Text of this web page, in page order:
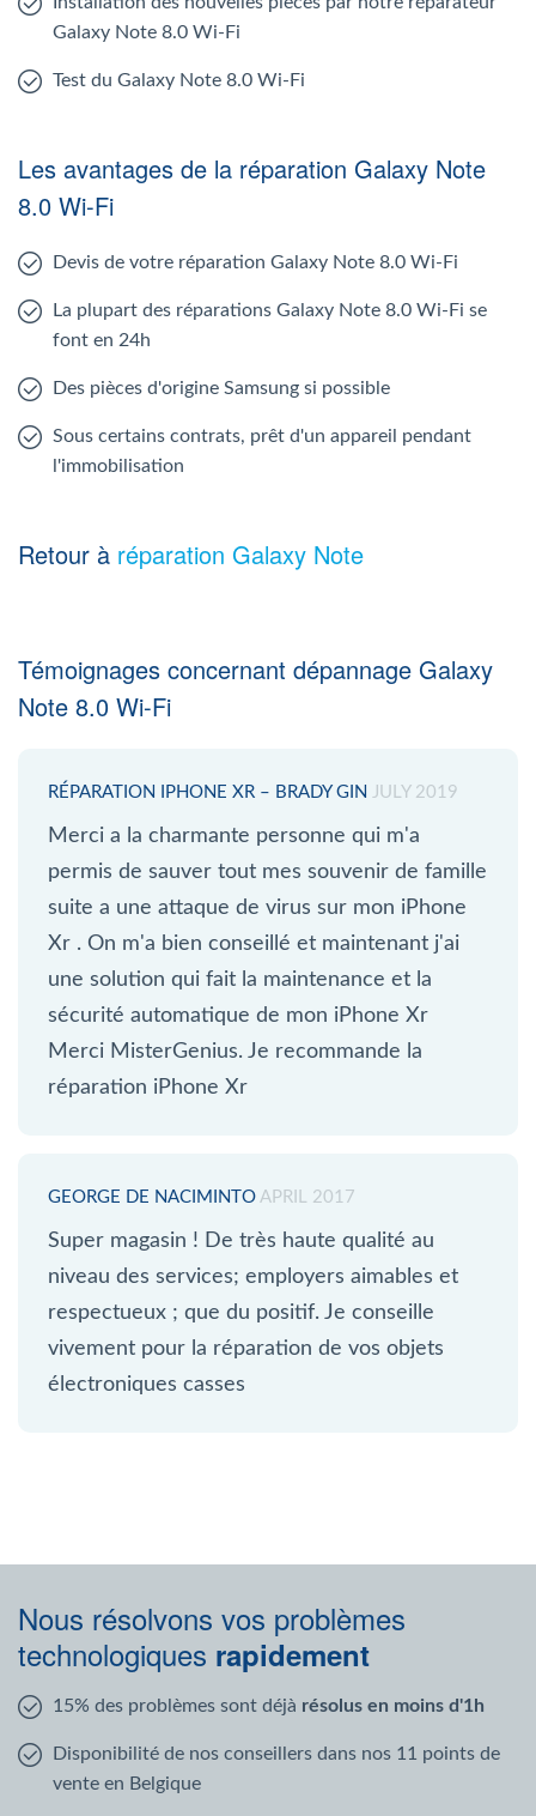
Galaxy Note 8.0 Wi-Fi
Test du Galaxy Note 8.0 Wi-Fi
Les avantages de la réparation Galaxy Note
8.0 Wi-Fi
Devis de votre réparation Galaxy Note 8.0 Wi-Fi
La plupart des réparations Galaxy Note 8.0 Wi-Fi se
font en 24h
Des pièces d'origine Samsung si possible
Sous certains contrats, prêt d'un appareil pendant
l'immobilisation
Retour à réparation Galaxy Note
Témoignages concernant dépannage Galaxy
Note 8.0 Wi-Fi
RÉPARATION IPHONE XR – BRADY GIN JULY 2019
Merci a la charmante personne qui m'a
permis de sauver tout mes souvenir de famille
suite a une attaque de virus sur mon iPhone
Xr . On m'a bien conseillé et maintenant j'ai
une solution qui fait la maintenance et la
sécurité automatique de mon iPhone Xr
Merci MisterGenius. Je recommande la
réparation iPhone Xr
GEORGE DE NACIMINTO APRIL 2017
Super magasin ! De très haute qualité au
niveau des services; employers aimables et
respectueux ; que du positif. Je conseille
vivement pour la réparation de vos objets
électroniques casses
Nous résolvons vos problèmes
technologiques rapidement
15% des problèmes sont déjà résolus en moins d'1h
Disponibilité de nos conseillers dans nos 11 points de
vente en Belgique